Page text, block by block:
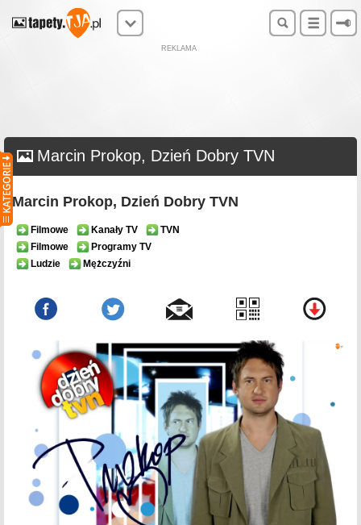
REKLAMA
Marcin Prokop, Dzień Dobry TVN
Marcin Prokop, Dzień Dobry TVN
Filmowe Kanały TV
TVN
Filmowe
Programy TV
Ludzie
Mężczyźni